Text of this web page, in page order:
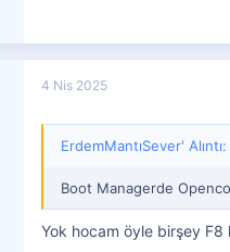
4 Nis 2025
ErdemMantıSever' Alıntı:
Boot Managerde
Yok hocam öyle birşey F8